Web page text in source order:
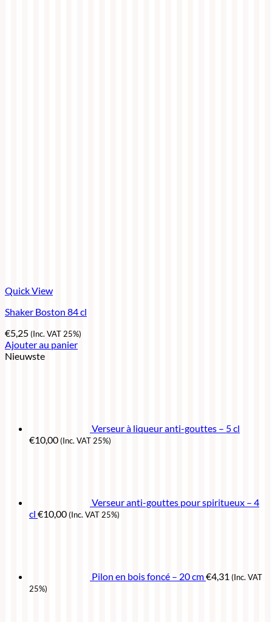
Quick View
Shaker Boston 84 cl
€5,25(Inc. VAT 25%)
Ajouter au panier
Nieuwste
Verseur à liqueur anti-gouttes – 5 cl
€10,00(Inc. VAT 25%)
Verseur anti-gouttes pour spiritueux – 4
cl €10,00(Inc. VAT 25%)
Pilon en bois foncé – 20 cm€4,31 (Inc. VAT
25%)